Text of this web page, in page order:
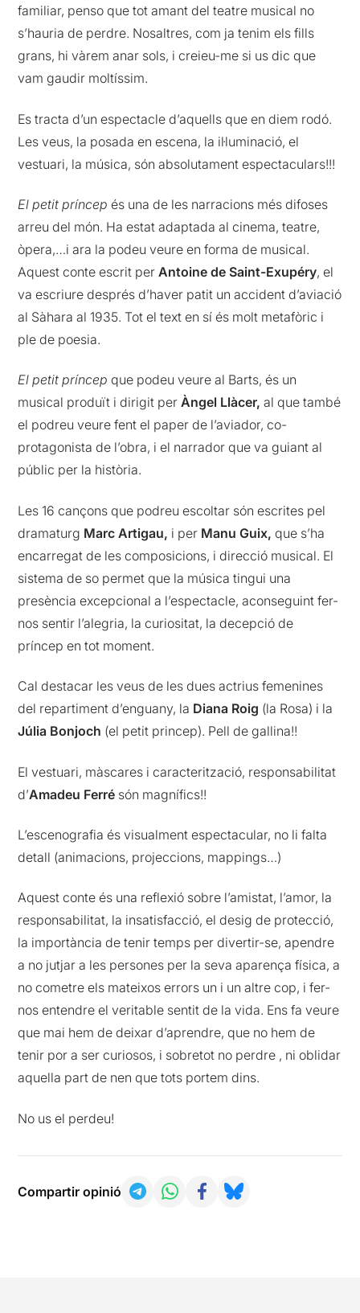
familiar, penso que tot amant del teatre musical no
s’hauria de perdre. Nosaltres, com ja tenim els fills
grans, hi vàrem anar sols, i creieu-me si us dic que
vam gaudir moltíssim.
Es tracta d’un espectacle d’aquells que en diem rodó.
Les veus, la posada en escena, la il·luminació, el
vestuari, la música, són absolutament espectaculars!!!
El petit príncep és una de les narracions més difoses
arreu del món. Ha estat adaptada al cinema, teatre,
òpera,…i ara la podeu veure en forma de musical.
Aquest conte escrit perAntoine de Saint-Exupéry, el
va escriure després d’haver patit un accident d’aviació
al Sàhara al 1935. Tot el text en sí és molt metafòric i
ple de poesia.
El petit príncep que podeu veure al Barts, és un
musical produït i dirigit perÀngel Llàcer,al que també
el podreu veure fent el paper de l’aviador, co-
protagonista de l’obra, i el narrador que va guiant al
públic per la història.
Les 16 cançons que podreu escoltar són escrites pel
dramaturg Marc Artigau, i per Manu Guix,que s’ha
encarregat de les composicions, i direcció musical. El
sistema de so permet que la música tingui una
presència excepcional a l’espectacle, aconseguint fer-
nos sentir l’alegria, la curiositat, la decepció de
príncep en tot moment.
Cal destacar les veus de les dues actrius femenines
del repartiment d’enguany, la Diana Roig (la Rosa) i la
Júlia Bonjoch (el petit princep). Pell de gallina!!
El vestuari, màscares i caracterització, responsabilitat
d’Amadeu Ferré són magnífics!!
L’escenografia és visualment espectacular, no li falta
detall (animacions, projeccions, mappings…)
Aquest conte és una reflexió sobre l’amistat, l’amor, la
responsabilitat, la insatisfacció, el desig de protecció,
la importància de tenir temps per divertir-se, apendre
a no jutjar a les persones per la seva aparença física, a
no cometre els mateixos errors un i un altre cop, i fer-
nos entendre el veritable sentit de la vida. Ens fa veure
que mai hem de deixar d’aprendre, que no hem de
tenir por a ser curiosos, i sobretot no perdre , ni oblidar
aquella part de nen que tots portem dins.
No us el perdeu!
Compartir opinió